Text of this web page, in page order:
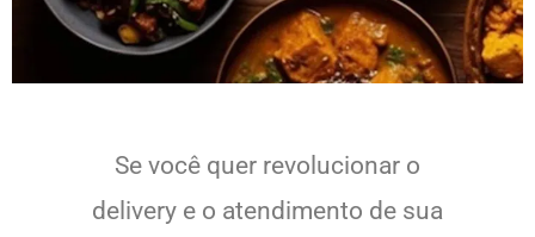
Se você quer revolucionar o
delivery e o atendimento de sua